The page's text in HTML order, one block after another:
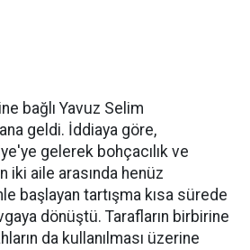
bağlı Yavuz Selim
geldi. İddiaya göre,
gelerek bohçacılık ve
iki aile arasında henüz
başlayan tartışma kısa sürede
dönüştü. Tarafların birbirine
da kullanılması üzerine